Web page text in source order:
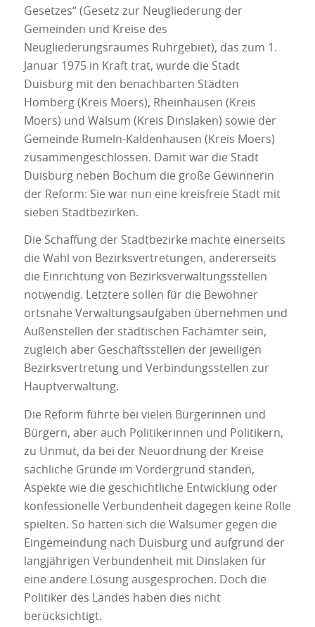
Gesetzes“ (Gesetz zur Neugliederung der
Gemeinden und Kreise des
Neugliederungsraumes Ruhrgebiet), das zum 1.
Januar 1975 in Kraft trat, wurde die Stadt
Duisburg mit den benachbarten Städten
Homberg (Kreis Moers), Rheinhausen (Kreis
Moers) und Walsum (Kreis Dinslaken) sowie der
Gemeinde Rumeln-Kaldenhausen (Kreis Moers)
zusammengeschlossen. Damit war die Stadt
Duisburg neben Bochum die große Gewinnerin
der Reform: Sie war nun eine kreisfreie Stadt mit
sieben Stadtbezirken.
Die Schaffung der Stadtbezirke machte einerseits
die Wahl von Bezirksvertretungen, andererseits
die Einrichtung von Bezirksverwaltungsstellen
notwendig. Letztere sollen für die Bewohner
ortsnahe Verwaltungsaufgaben übernehmen und
Außenstellen der städtischen Fachämter sein,
zugleich aber Geschäftsstellen der jeweiligen
Bezirksvertretung und Verbindungsstellen zur
Hauptverwaltung.
Die Reform führte bei vielen Bürgerinnen und
Bürgern, aber auch Politikerinnen und Politikern,
zu Unmut, da bei der Neuordnung der Kreise
sachliche Gründe im Vordergrund standen,
Aspekte wie die geschichtliche Entwicklung oder
konfessionelle Verbundenheit dagegen keine Rolle
spielten. So hatten sich die Walsumer gegen die
Eingemeindung nach Duisburg und aufgrund der
langjährigen Verbundenheit mit Dinslaken für
eine andere Lösung ausgesprochen. Doch die
Politiker des Landes haben dies nicht
berücksichtigt.